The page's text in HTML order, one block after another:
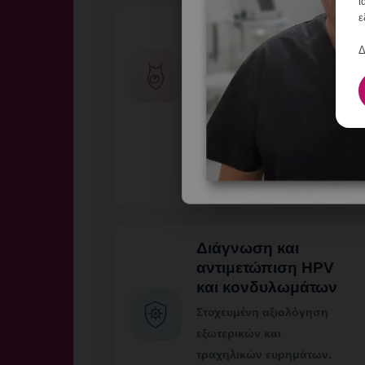
Παρακολούθηση
κύησης
Μαιευτική φροντίδα με
εξατομικευμένο πλάνο.
+
Διάγνωση και
αντιμετώπιση HPV
και κονδυλωμάτων
Στοχευμένη αξιολόγηση
εξωτερικών και
τραχηλικών ευρημάτων.